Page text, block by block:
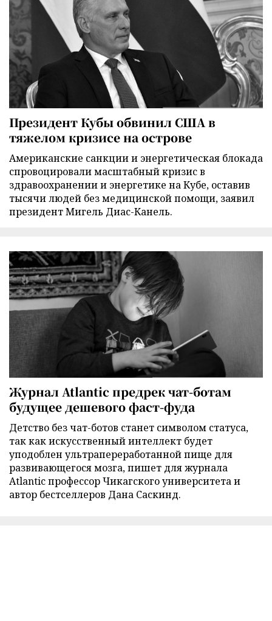
Президент Кубы обвинил США в
тяжелом кризисе на острове
Американские санкции и энергетическая блокада
спровоцировали масштабный кризис в
здравоохранении и энергетике на Кубе, оставив
тысячи людей без медицинской помощи, заявил
президент Мигель Диас-Канель.
Журнал Atlantic предрек чат-ботам
будущее дешевого фаст-фуда
Детство без чат-ботов станет символом статуса,
так как искусственный интеллект будет
уподоблен ультрапереработанной пище для
развивающегося мозга, пишет для журнала
Atlantic профессор Чикагского университета и
автор бестселлеров Дана Саскинд.